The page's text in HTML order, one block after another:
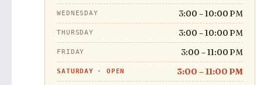
WEDNESDAY 3:00 – 10:00 PM
THURSDAY 3:00 – 10:00 PM
FRIDAY 3:00 – 11:00 PM
SATURDAY · OPEN 3:00 – 11:00 PM